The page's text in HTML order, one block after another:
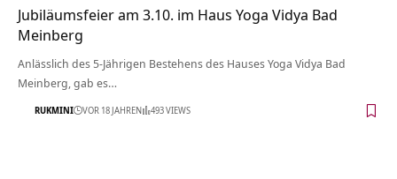
Jubiläumsfeier am 3.10. im Haus Yoga Vidya Bad
Meinberg
Anlässlich des 5-Jährigen Bestehens des Hauses Yoga Vidya Bad
Meinberg, gab es…
RUKMINI VOR 18 JAHREN 493 VIEWS